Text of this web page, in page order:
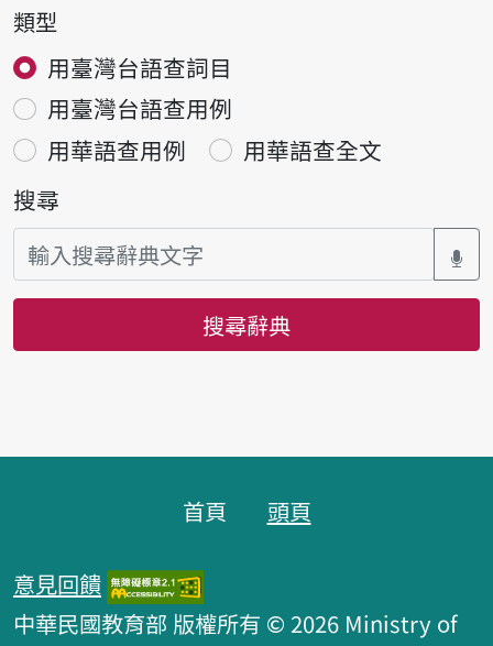
類型
用臺灣台語查詞目
用臺灣台語查用例
用華語查用例
用華語查全文
搜尋
搜尋辭典
首頁 頭頁
意見回饋
中華民國教育部 版權所有 © 2026 Ministry of